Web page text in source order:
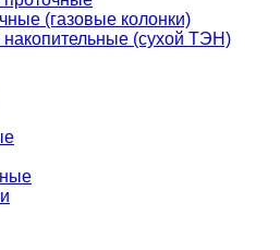
(газовые колонки)
накопительные (сухой ТЭН)